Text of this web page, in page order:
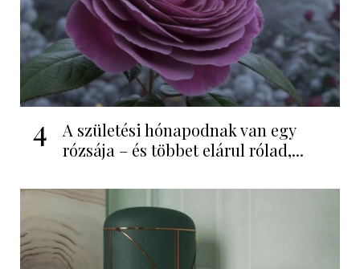
4
A születési hónapodnak van egy
rózsája – és többet elárul rólad,...